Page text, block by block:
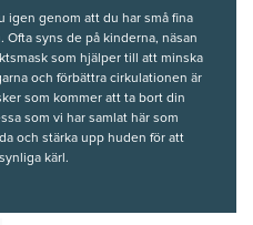
igen genom att du har små fina
. Ofta syns de på kinderna, näsan
som hjälper till att minska
och förbättra cirkulationen är
som kommer att ta bort din
som vi har samlat här som
och stärka upp huden för att
kärl.